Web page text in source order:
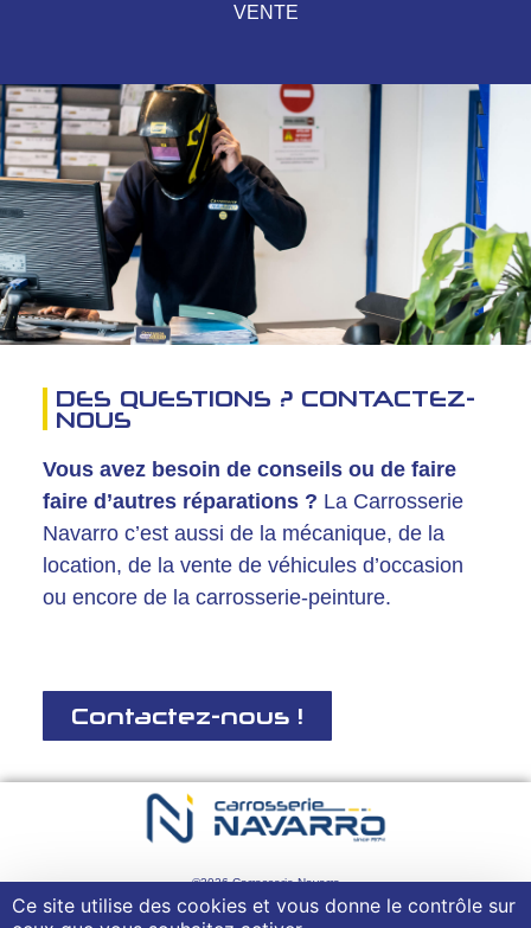
Ce site utilise des cookies et vous donne le contrôle sur
VENTE
DES QUESTIONS ? CONTACTEZ-
NOUS
Vous avez besoin de conseils ou de faire
faire d’autres réparations ? La Carrosserie
Navarro c’est aussi de la mécanique, de la
location, de la vente de véhicules d’occasion
ou encore de la carrosserie-peinture.
Contactez-nous !
©2026 Carrosserie Navarro